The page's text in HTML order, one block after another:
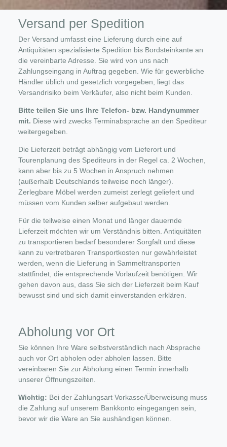
Versand per Spedition
Der Versand umfasst eine Lieferung durch eine auf
Antiquitäten spezialisierte Spedition bis Bordsteinkante an
die vereinbarte Adresse. Sie wird von uns nach
Zahlungseingang in Auftrag gegeben. Wie für gewerbliche
Händler üblich und gesetzlich vorgegeben, liegt das
Versandrisiko beim Verkäufer, also nicht beim Kunden.
Bitte teilen Sie uns Ihre Telefon- bzw. Handynummer
mit. Diese wird zwecks Terminabsprache an den Spediteur
weitergegeben.
Die Lieferzeit beträgt abhängig vom Lieferort und
Tourenplanung des Spediteurs in der Regel ca. 2 Wochen,
kann aber bis zu 5 Wochen in Anspruch nehmen
(außerhalb Deutschlands teilweise noch länger).
Zerlegbare Möbel werden zumeist zerlegt geliefert und
müssen vom Kunden selber aufgebaut werden.
Für die teilweise einen Monat und länger dauernde
Lieferzeit möchten wir um Verständnis bitten. Antiquitäten
zu transportieren bedarf besonderer Sorgfalt und diese
kann zu vertretbaren Transportkosten nur gewährleistet
werden, wenn die Lieferung in Sammeltransporten
stattfindet, die entsprechende Vorlaufzeit benötigen. Wir
gehen davon aus, dass Sie sich der Lieferzeit beim Kauf
bewusst sind und sich damit einverstanden erklären.
Abholung vor Ort
Sie können Ihre Ware selbstverständlich nach Absprache
auch vor Ort abholen oder abholen lassen. Bitte
vereinbaren Sie zur Abholung einen Termin innerhalb
unserer Öffnungszeiten.
Wichtig: Bei der Zahlungsart Vorkasse/Überweisung muss
die Zahlung auf unserem Bankkonto eingegangen sein,
bevor wir die Ware an Sie aushändigen können.